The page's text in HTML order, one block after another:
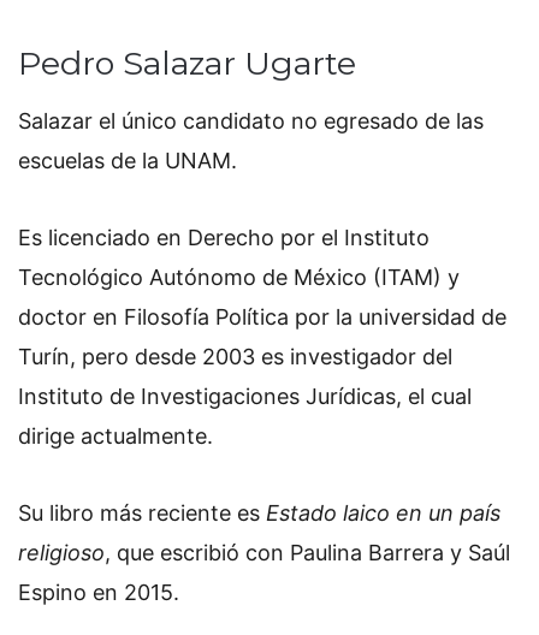
Pedro Salazar Ugarte
Salazar el único candidato no egresado de las
escuelas de la UNAM.
Es licenciado en Derecho por el Instituto
Tecnológico Autónomo de México (ITAM) y
doctor en Filosofía Política por la universidad de
Turín, pero desde 2003 es investigador del
Instituto de Investigaciones Jurídicas, el cual
dirige actualmente.
Su libro más reciente es Estado laico en un país
religioso, que escribió con Paulina Barrera y Saúl
Espino en 2015.